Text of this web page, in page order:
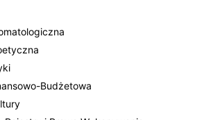
Budżetowa